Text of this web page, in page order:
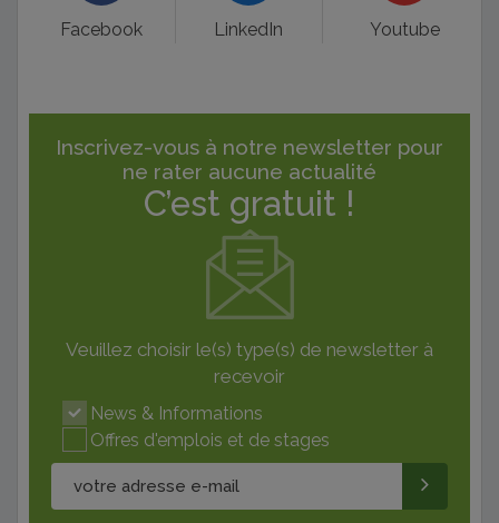
Facebook LinkedIn Youtube
Inscrivez-vous à notre newsletter pour
ne rater aucune actualité
C’est gratuit !
Veuillez choisir le(s) type(s) de newsletter à
recevoir
News & Informations
Offres d'emplois et de stages